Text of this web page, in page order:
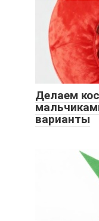
Делаем
варианты